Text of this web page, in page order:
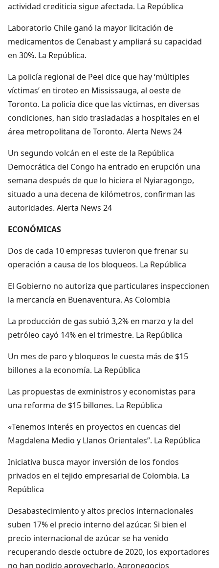
actividad crediticia sigue afectada. La República
Laboratorio Chile ganó la mayor licitación de
medicamentos de Cenabast y ampliará su capacidad
en 30%. La República.
La policía regional de Peel dice que hay ‘múltiples
víctimas’ en tiroteo en Mississauga, al oeste de
Toronto. La policía dice que las víctimas, en diversas
condiciones, han sido trasladadas a hospitales en el
área metropolitana de Toronto. Alerta News 24
Un segundo volcán en el este de la República
Democrática del Congo ha entrado en erupción una
semana después de que lo hiciera el Nyiaragongo,
situado a una decena de kilómetros, confirman las
autoridades. Alerta News 24
ECONÓMICAS
Dos de cada 10 empresas tuvieron que frenar su
operación a causa de los bloqueos. La República
El Gobierno no autoriza que particulares inspeccionen
la mercancía en Buenaventura. As Colombia
La producción de gas subió 3,2% en marzo y la del
petróleo cayó 14% en el trimestre. La República
Un mes de paro y bloqueos le cuesta más de $15
billones a la economía. La República
Las propuestas de exministros y economistas para
una reforma de $15 billones. La República
«Tenemos interés en proyectos en cuencas del
Magdalena Medio y Llanos Orientales”. La República
Iniciativa busca mayor inversión de los fondos
privados en el tejido empresarial de Colombia. La
República
Desabastecimiento y altos precios internacionales
suben 17% el precio interno del azúcar. Si bien el
precio internacional de azúcar se ha venido
recuperando desde octubre de 2020, los exportadores
no han podido aprovecharlo. Agronegocios